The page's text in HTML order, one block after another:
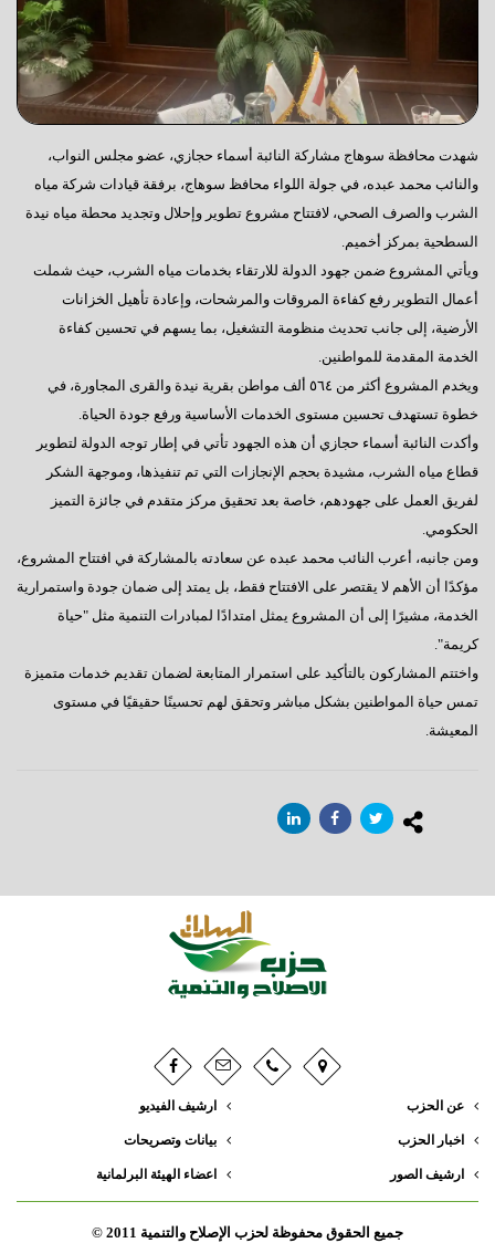
شهدت محافظة سوهاج مشاركة النائبة أسماء حجازي، عضو مجلس النواب،
والنائب محمد عبده، في جولة اللواء محافظ سوهاج، برفقة قيادات شركة مياه
الشرب والصرف الصحي، لافتتاح مشروع تطوير وإحلال وتجديد محطة مياه نيدة
السطحية بمركز أخميم.
ويأتي المشروع ضمن جهود الدولة للارتقاء بخدمات مياه الشرب، حيث شملت
أعمال التطوير رفع كفاءة المروقات والمرشحات، وإعادة تأهيل الخزانات
الأرضية، إلى جانب تحديث منظومة التشغيل، بما يسهم في تحسين كفاءة
الخدمة المقدمة للمواطنين.
ويخدم المشروع أكثر من ٥٦٤ ألف مواطن بقرية نيدة والقرى المجاورة، في
خطوة تستهدف تحسين مستوى الخدمات الأساسية ورفع جودة الحياة.
وأكدت النائبة أسماء حجازي أن هذه الجهود تأتي في إطار توجه الدولة لتطوير
قطاع مياه الشرب، مشيدة بحجم الإنجازات التي تم تنفيذها، وموجهة الشكر
لفريق العمل على جهودهم، خاصة بعد تحقيق مركز متقدم في جائزة التميز
الحكومي.
ومن جانبه، أعرب النائب محمد عبده عن سعادته بالمشاركة في افتتاح المشروع،
مؤكدًا أن الأهم لا يقتصر على الافتتاح فقط، بل يمتد إلى ضمان جودة واستمرارية
الخدمة، مشيرًا إلى أن المشروع يمثل امتدادًا لمبادرات التنمية مثل "حياة
كريمة".
واختتم المشاركون بالتأكيد على استمرار المتابعة لضمان تقديم خدمات متميزة
تمس حياة المواطنين بشكل مباشر وتحقق لهم تحسينًا حقيقيًا في مستوى
المعيشة.
عن الحزب
اخبار الحزب
ارشيف الصور
ارشيف الفيديو
بيانات وتصريحات
اعضاء الهيئة البرلمانية
جميع الحقوق محفوظة لحزب الإصلاح والتنمية 2011 ©